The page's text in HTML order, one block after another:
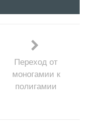
Переход от
моногамии к
полигамии